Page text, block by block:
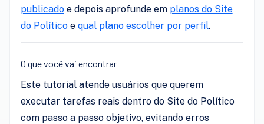
publicadoe depois aprofunde em planos do Site
do Políticoe qual plano escolher por perfil.
O que você vai encontrar
Este tutorial atende usuários que querem
executar tarefas reais dentro do Site do Político
com passo a passo objetivo, evitando erros